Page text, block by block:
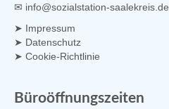
✉ info@sozialstation-saalekreis.de
➤ Impressum
➤ Datenschutz
➤ Cookie-Richtlinie
Büroöffnungszeiten